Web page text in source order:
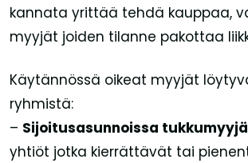
kannata yrittää tehdä kauppaa,
myyjät joiden tilanne pakottaa
Käytännössä oikeat myyjät
ryhmistä:
– Sijoitusasunnoissa
yhtiöt jotka kierrättävät tai